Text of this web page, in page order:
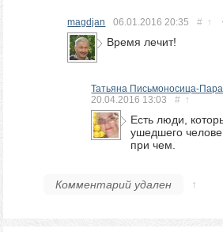
magdjan 06.01.201620:35 # ↑
Время лечит!
Татьяна Письмоносица-
20.04.2016 13:03 # ↑
Есть люди,
ушедшего
при чем.
Комментарий удален ↑